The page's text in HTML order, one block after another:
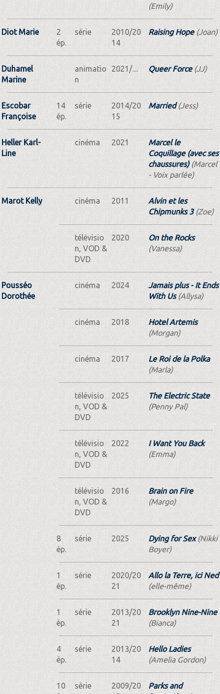
(Emily)
Diot Marie
2
ép.
série
2010/20
14
Raising Hope(Joan)
Duhamel
Marine
animatio
n
2021/.... Queer Force(JJ)
Escobar
Françoise
14
ép.
série
2014/20
15
Married(Jess)
Heller Karl-
Line
cinéma 2021
Marcel le
Coquillage (avec ses
chaussures)(Marcel
- Voix parlée)
Marot Kelly cinéma 2011
Alvin et les
Chipmunks 3(Zoe)
télévisio
n, VOD &
DVD
2020
On the Rocks
(Vanessa)
Pousséo
Dorothée
cinéma 2024
Jamais plus - It Ends
With Us(Allysa)
cinéma 2018
Hotel Artemis
(Morgan)
cinéma 2017
Le Roi de la Polka
(Marla)
télévisio
n, VOD &
DVD
2025
The Electric State
(Penny Pal)
télévisio
n, VOD &
DVD
2022
I Want You Back
(Emma)
télévisio
n, VOD &
DVD
2016
Brain on Fire
(Margo)
8
ép.
série 2025 Dying for Sex(Nikki
Boyer)
1
ép.
série
2020/20
21
Allo la Terre, ici Ned
(elle-même)
1
ép.
série
2013/20
21
Brooklyn Nine-Nine
(Bianca)
4
ép.
série
2013/20
14
Hello Ladies
(Amelia Gordon)
10
série
2009/20
Parks and